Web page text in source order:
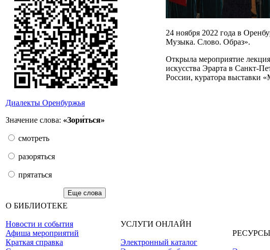
Диалекты Оренбуржья
Значение слова: «Зори́ться»
смотреть
разоряться
прятаться
Еще слова
24 ноября 2022 года в
Музыка. Слово. Образ».
Открыла мероприятие
искусства Эрарта в Санкт-
России, куратора выставки
О БИБЛИОТЕКЕ
Новости и события
Афиша мероприятий
Краткая справка
УСЛУГИ ОНЛАЙН
Электронный каталог